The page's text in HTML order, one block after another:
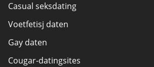
Casual seksdating
Voetfetisj daten
Gay daten
Cougar-datingsites